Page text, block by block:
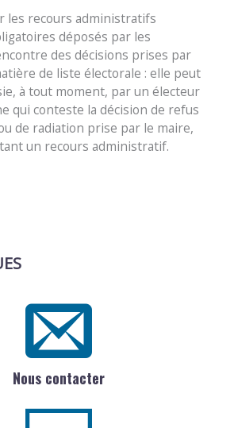
les recours administratifs
déposés par les
des décisions prises par
de liste électorale : elle peut
à tout moment, par un électeur
qui conteste la décision de refus
de radiation prise par le maire,
un recours administratif.
Nous contacter